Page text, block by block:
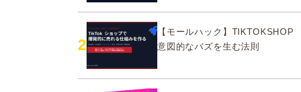
2
【モールハック】TIKTOKSHOP
意図的なバズを生む法則